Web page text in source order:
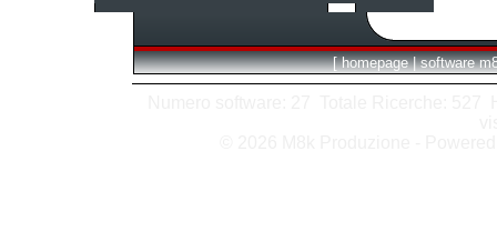
[ homepage | software